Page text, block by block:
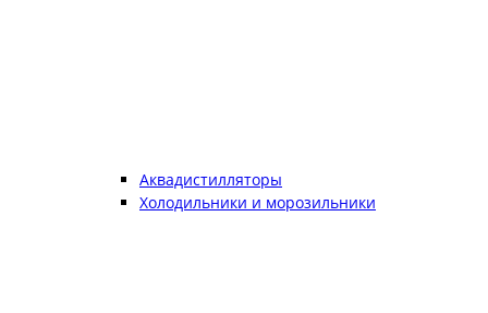
Аквадистилляторы
Холодильники и морозильники